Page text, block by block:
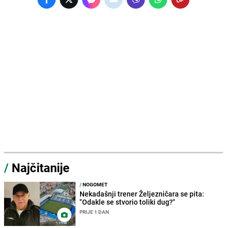
/ Najčitanije
/NOGOMET
Nekadašnji trener Željezničara se pita:
"Odakle se stvorio toliki dug?"
PRIJE 1 DAN